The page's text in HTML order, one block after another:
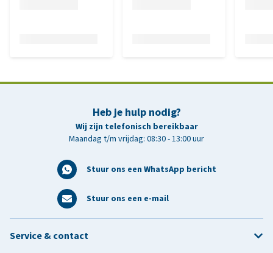
Heb je hulp nodig?
Wij zijn telefonisch bereikbaar
Maandag t/m vrijdag: 08:30 - 13:00 uur
Stuur ons een WhatsApp bericht
Stuur ons een e-mail
Service & contact